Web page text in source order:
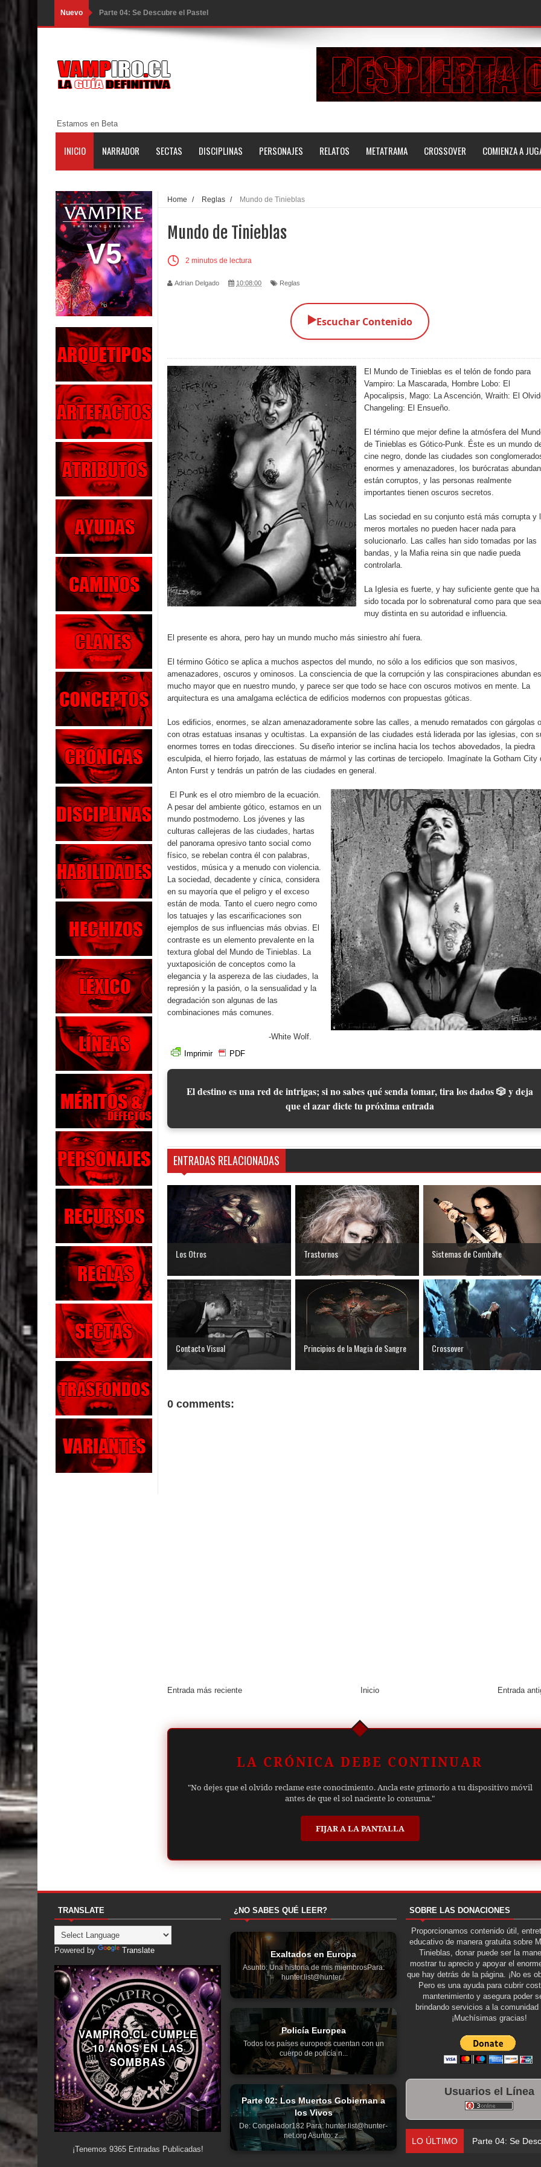
Nuevo Parte 04: Se Descubre el Pastel
Parte 03: Una Piraña en el Bidé
Parte 02: Los Muertos Gobiernan a los Vivos
Parte 01: Escondido a Plena Luz
Parte 04: Oídos Sordos
Parte 03: La Traición
Parte 02: Vuelve el Hijo Prodigo
Parte 01: El Comienzo
Parte 01: El Enemigo Interior
Exaltados y Muertos Vivientes
Los Muertos se Levantan (Relato)
Los Monstruos más Buscados
Alma
El Destructor
El Buscador
El Pueblo Protegido
Parte 05: Sitiados
Estamos en Beta
INICIO NARRADOR SECTAS DISCIPLINAS PERSONAJES RELATOS METATRAMA CROSSOVER COMIENZA A
V5
Home / Reglas / Mundo de Tinieblas
Mundo de Tinieblas
2 minutos de lectura
Adrian Delgado 10:08:00 Reglas
▶️Escuchar Contenido
El Mundo de Tinieblas es el telón de fondo para
Vampiro: La Mascarada, Hombre Lobo: El
Apocalipsis, Mago: La Ascención, Wraith: El
Changeling: El Ensueño.
El término que mejor define la atmósfera del
de Tinieblas es Gótico-Punk. Éste es un mundo
cine negro, donde las ciudades son
enormes y amenazadores, los burócratas
están corruptos, y las personas realmente
importantes tienen oscuros secretos.
Las sociedad en su conjunto está más corrupta y
meros mortales no pueden hacer nada para
solucionarlo. Las calles han sido tomadas por las
bandas, y la Mafia reina sin que nadie pueda
controlarla.
La Iglesia es fuerte, y hay suficiente gente que ha
sido tocada por lo sobrenatural como para que sea
muy distinta en su autoridad e influencia.
El presente es ahora, pero hay un mundo mucho más siniestro ahí fuera.
El término Gótico se aplica a muchos aspectos del mundo, no sólo a los edificios que son masivos,
amenazadores, oscuros y ominosos. La consciencia de que la corrupción y las conspiraciones abundan es
mucho mayor que en nuestro mundo, y parece ser que todo se hace con oscuros motivos en mente. La
arquitectura es una amalgama ecléctica de edificios modernos con propuestas góticas.
Los edificios, enormes, se alzan amenazadoramente sobre las calles, a menudo rematados con gárgolas o
con otras estatuas insanas y ocultistas. La expansión de las ciudades está liderada por las iglesias, con
enormes torres en todas direcciones. Su diseño interior se inclina hacia los techos abovedados, la piedra
esculpida, el hierro forjado, las estatuas de mármol y las cortinas de terciopelo. Imagínate la Gotham City
Anton Furst y tendrás un patrón de las ciudades en general.
El Punk es el otro miembro de la ecuación.
A pesar del ambiente gótico, estamos en un
mundo postmoderno. Los jóvenes y las
culturas callejeras de las ciudades, hartas
del panorama opresivo tanto social como
físico, se rebelan contra él con palabras,
vestidos, música y a menudo con violencia.
La sociedad, decadente y cínica, considera
en su mayoría que el peligro y el exceso
están de moda. Tanto el cuero negro como
los tatuajes y las escarificaciones son
ejemplos de sus influencias más obvias. El
contraste es un elemento prevalente en la
textura global del Mundo de Tinieblas. La
yuxtaposición de conceptos como la
elegancia y la aspereza de las ciudades, la
represión y la pasión, o la sensualidad y la
degradación son algunas de las
combinaciones más comunes.
-White Wolf.
Imprimir
PDF
El destino es una red de intrigas; si no sabes qué senda tomar, tira los dados 🎲 y deja
que el azar dicte tu próxima entrada
ENTRADAS RELACIONADAS
Los Otros Trastornos Sistemas de Combate
Contacto Visual Principios de la Magia de Sangre Crossover
0 comments:
Entrada más reciente Entrada
Inicio
LA CRÓNICA DEBE CONTINUAR
"No dejes que el olvido reclame este conocimiento. Ancla este grimorio a tu dispositivo móvil
antes de que el sol naciente lo consuma."
FIJAR A LA PANTALLA
TRANSLATE
Powered by Translate
VAMPIRO.CL CUMPLE
10 AÑOS EN LAS
SOMBRAS
¡Tenemos 9365Entradas Publicadas!
¿NO SABES QUÉ LEER?
Exaltados en Europa
Asunto: Una historia de mis miembrosPara:
hunter.list@hunter...
Policía Europea
Todos los países europeos cuentan con un
cuerpo de policía n...
Parte 02: Los Muertos Gobiernan a
los Vivos
De: Congelador182 Para: hunter.list@hunter-
net.org Asunto: z...
SOBRE LAS DONACIONES
Proporcionamos contenido útil,
educativo de manera gratuita sobre
Tinieblas, donar puede ser la
mostrar tu aprecio y apoyar el
que hay detrás de la página. ¡No es
Pero es una ayuda para cubrir
mantenimiento y asegura poder
brindando servicios a la comunidad
¡Muchísimas gracias!
Usuarios el Línea
LO ÚLTIMO Parte 04: Se Descubre